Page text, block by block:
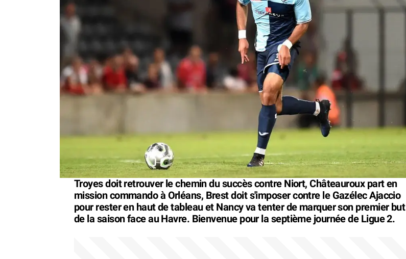
Troyes doit retrouver le chemin du succès contre Niort, Châteauroux part en
mission commando à Orléans, Brest doit s'imposer contre le Gazélec Ajaccio
pour rester en haut de tableau et Nancy va tenter de marquer son premier but
de la saison face au Havre. Bienvenue pour la septième journée de Ligue 2.